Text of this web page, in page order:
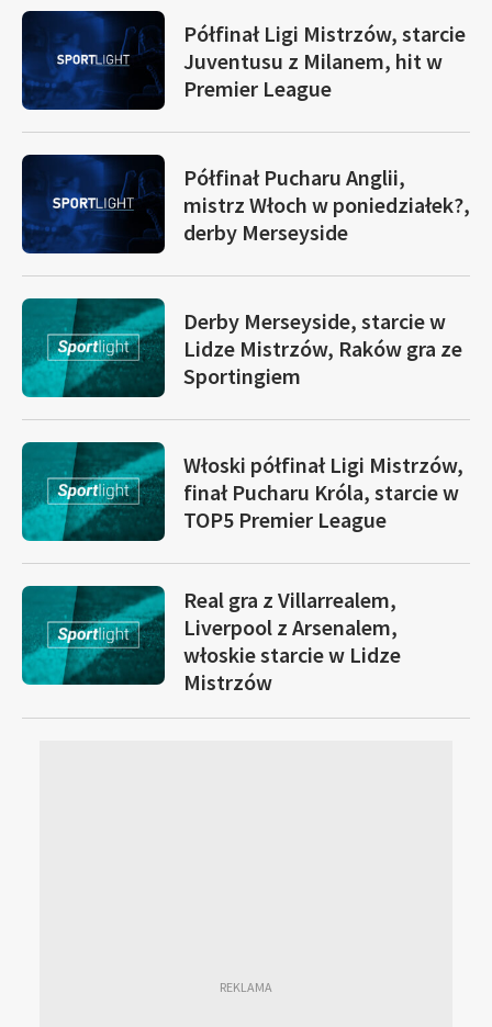
Półfinał Ligi Mistrzów, starcie
Juventusu z Milanem, hit w
Premier League
Półfinał Pucharu Anglii,
mistrz Włoch w poniedziałek?,
derby Merseyside
Derby Merseyside, starcie w
Lidze Mistrzów, Raków gra ze
Sportingiem
Włoski półfinał Ligi Mistrzów,
finał Pucharu Króla, starcie w
TOP5 Premier League
Real gra z Villarrealem,
Liverpool z Arsenalem,
włoskie starcie w Lidze
Mistrzów